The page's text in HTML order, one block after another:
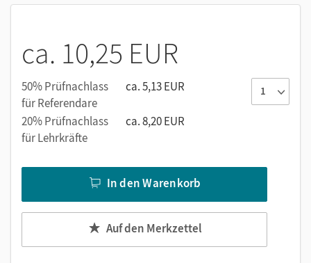
ca. 10,25 EUR
50% Prüfnachlass
für Referendare
ca. 5,13 EUR
20% Prüfnachlass
für Lehrkräfte
ca. 8,20 EUR
In den Warenkorb
Auf den Merkzettel